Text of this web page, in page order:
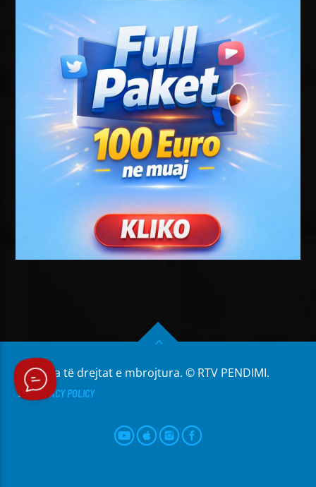
Të gjitha të drejtat e mbrojtura. © RTV PENDIMI.
PRIVACY POLICY